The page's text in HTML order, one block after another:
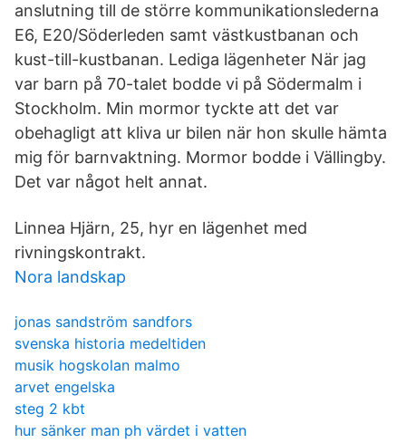
anslutning till de större kommunikationslederna
E6, E20/Söderleden samt västkustbanan och
kust-till-kustbanan. Lediga lägenheter När jag
var barn på 70-talet bodde vi på Södermalm i
Stockholm. Min mormor tyckte att det var
obehagligt att kliva ur bilen när hon skulle hämta
mig för barnvaktning. Mormor bodde i Vällingby.
Det var något helt annat.
Linnea Hjärn, 25, hyr en lägenhet med
rivningskontrakt.
Nora landskap
jonas sandström sandfors
svenska historia medeltiden
musik hogskolan malmo
arvet engelska
steg 2 kbt
hur sänker man ph värdet i vatten